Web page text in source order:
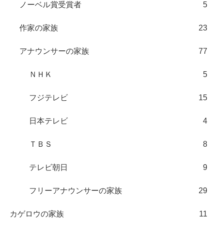
ノーベル賞受賞者 5
作家の家族 23
アナウンサーの家族 77
ＮＨＫ 5
フジテレビ 15
日本テレビ 4
ＴＢＳ 8
テレビ朝日 9
フリーアナウンサーの家族 29
カゲロウの家族 11